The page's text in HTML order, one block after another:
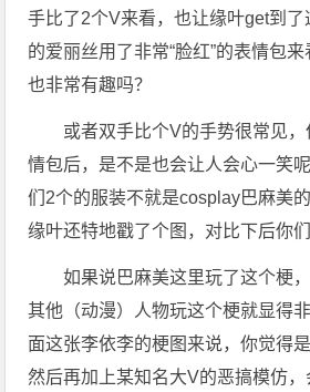
手比了2个V来看，也让缘叶get到
的爱丽丝用了非常“脸红”的表情包
也非常有趣吗？
或者双手比个V的手势很常见
情包后，是不是也会让人会心一笑
们2个的服装不就是cosplay巴麻美
缘叶还特地戳了个图，对比下后你
如果说巴麻美这里玩了这个梗
其他（动漫）人物玩这个梗就显得
面这张李依李的梗图来说，你觉得
然后再加上某知名大V的恶搞模仿